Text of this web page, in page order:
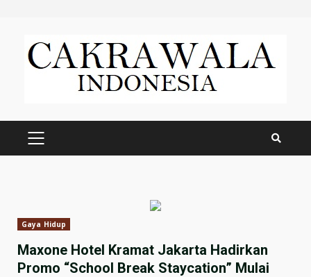
content
PRIMARY
Gaya Hidup
Maxone Hotel Kramat Jakarta Hadirkan
Promo “School Break Staycation” Mulai